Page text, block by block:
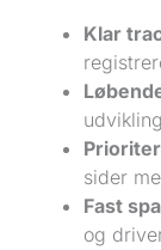
Klar
sider
Fast
og